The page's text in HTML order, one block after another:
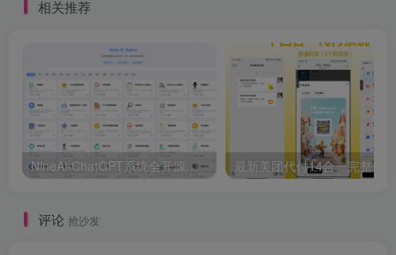
相关推荐
NineAi-ChatGPT系统全开源源码及基本搭建教程 最新美团代付14合一完整修
评论 抢沙发